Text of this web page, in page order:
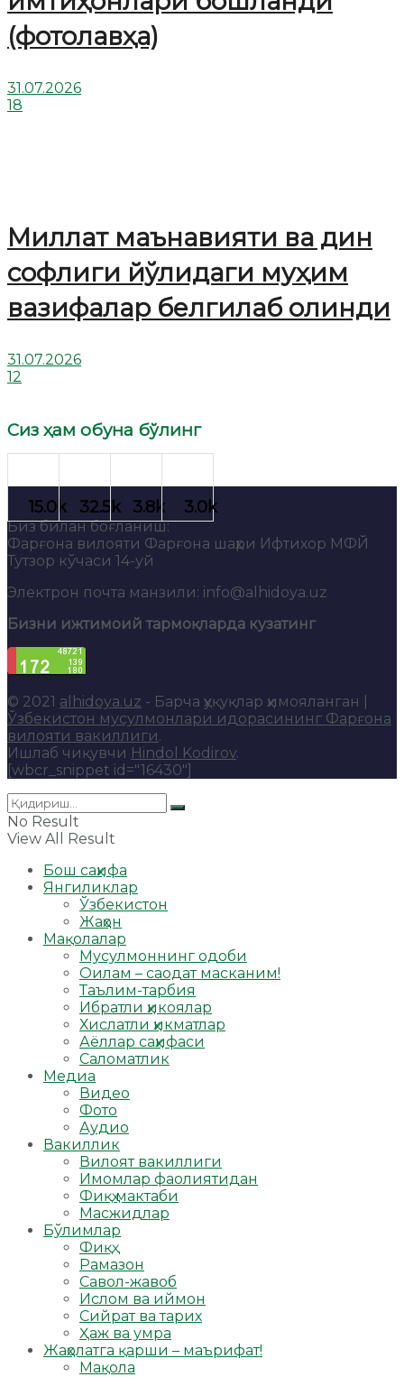
(фотолавҳа)
31.07.2026
18
Миллат маънавияти ва дин
софлиги йўлидаги муҳим
вазифалар белгилаб олинди
31.07.2026
12
Сиз ҳам обуна бўлинг
Биз билан боғланиш:
Фарғона вилояти Фарғона шаҳри Ифтихор МФЙ
Тутзор кўчаси 14-уй
Электрон почта манзили: info@alhidoya.uz
Бизни ижтимоий тармоқларда кузатинг
© 2021 alhidoya.uz - Барча ҳуқуқлар ҳимояланган |
Ўзбекистон мусулмонлари идорасининг Фарғона
вилояти вакиллиги.
Ишлаб чиқувчи Hindol Kodirov.
[wbcr_snippet id="16430"]
No Result
View All Result
Бош саҳифа
Янгиликлар
Ўзбекистон
Жаҳон
Мақолалар
Мусулмоннинг одоби
Оилам – саодат масканим!
Таълим-тарбия
Ибратли ҳикоялар
Хислатли ҳикматлар
Аёллар саҳифаси
Саломатлик
Медиа
Видео
Фото
Аудио
Вакиллик
Вилоят вакиллиги
Имомлар фаолиятидан
Фиқҳ мактаби
Масжидлар
Бўлимлар
Фиқҳ
Рамазон
Савол-жавоб
Ислом ва иймон
Сийрат ва тарих
Ҳаж ва умра
Жаҳолатга қарши – маърифат!
Мақола